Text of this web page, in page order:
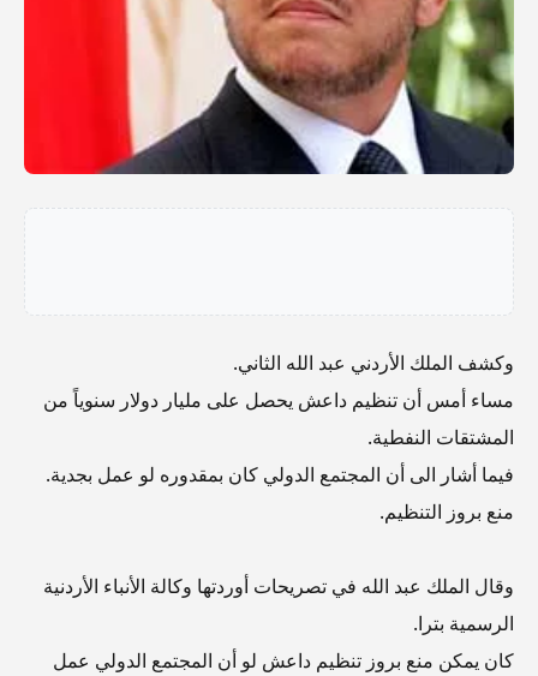
وكشف الملك الأردني عبد الله الثاني.
مساء أمس أن تنظيم داعش يحصل على مليار دولار سنوياً من
المشتقات النفطية.
فيما أشار الى أن المجتمع الدولي كان بمقدوره لو عمل بجدية.
منع بروز التنظيم.
وقال الملك عبد الله في تصريحات أوردتها وكالة الأنباء الأردنية
الرسمية بترا.
كان يمكن منع بروز تنظيم داعش لو أن المجتمع الدولي عمل